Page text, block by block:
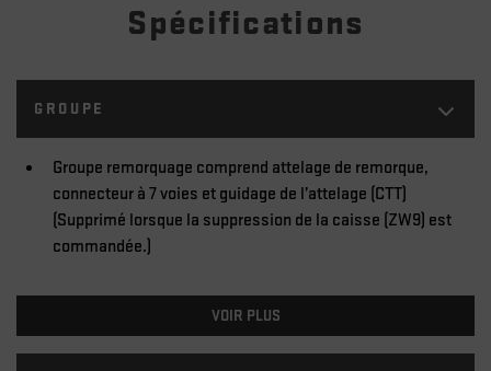
Spécifications
GROUPE
Groupe remorquage comprend attelage de remorque,
connecteur à 7 voies et guidage de l’attelage (CTT)
(Supprimé lorsque la suppression de la caisse (ZW9) est
commandée.)
VOIR PLUS